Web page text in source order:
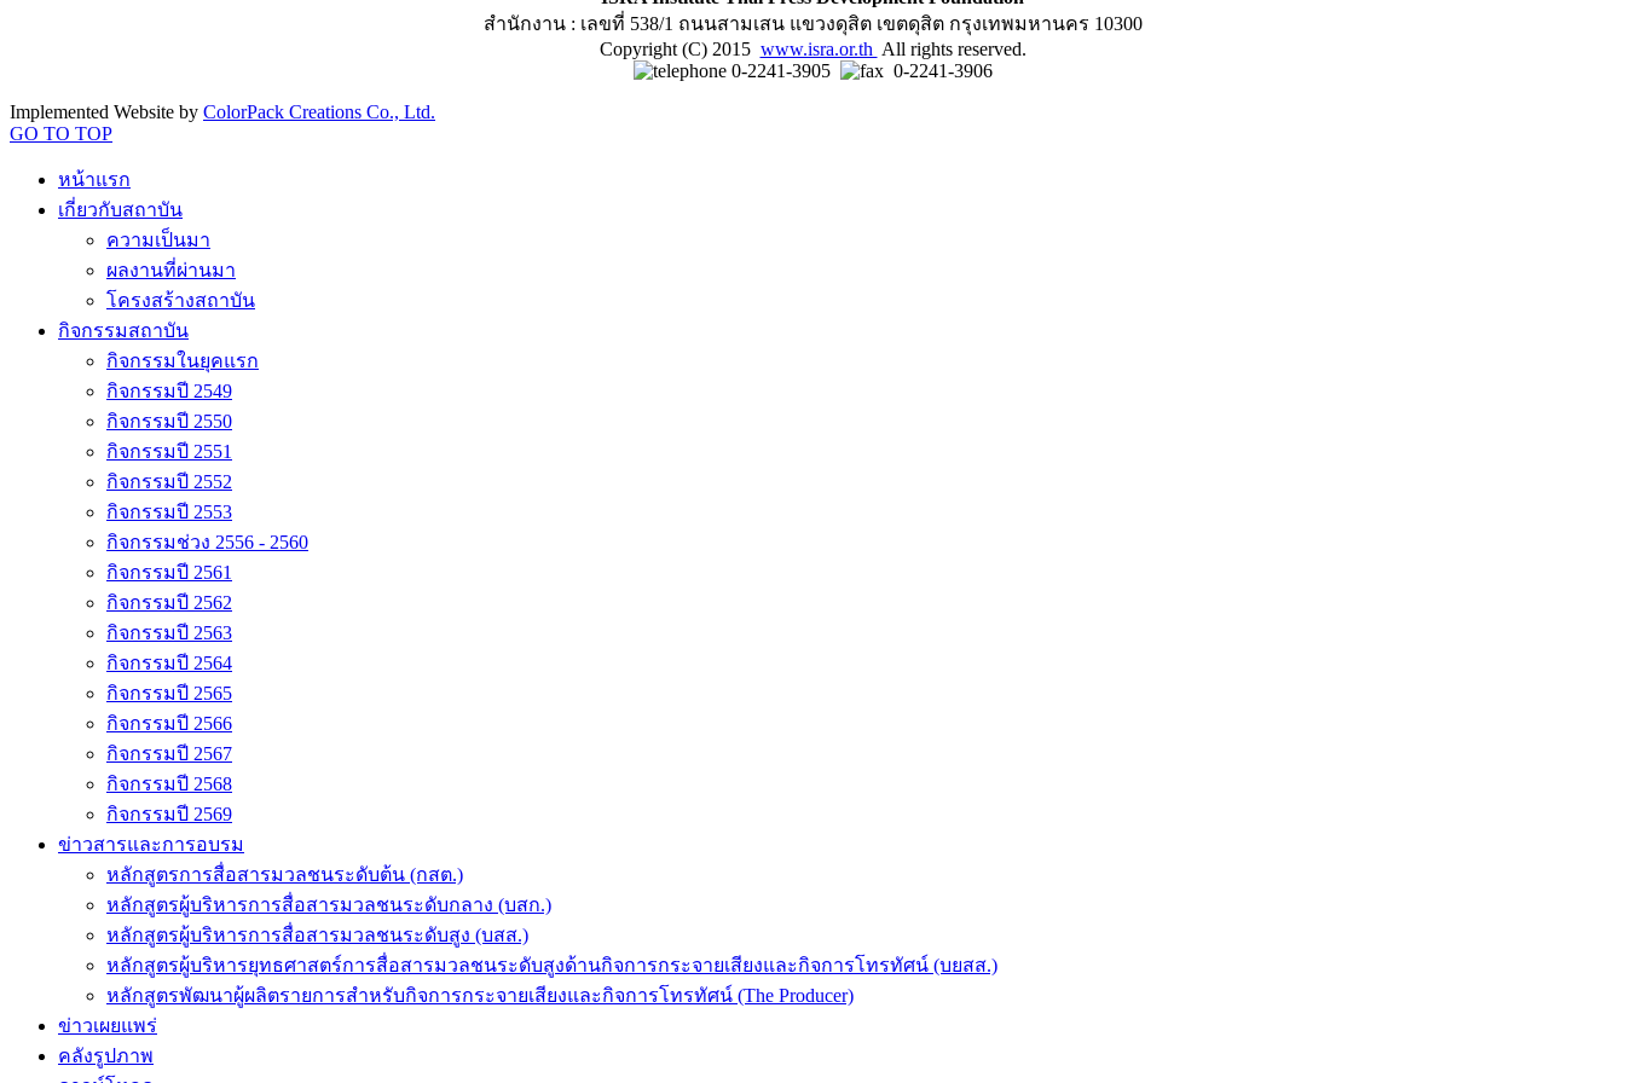
สำนักงาน : เลขที่ 538/1 ถนนสามเสน แขวงดุสิต เขตดุสิต กรุงเทพมหานคร 10300
Copyright (C) 2015 www.isra.or.th All rights reserved.
0-2241-3905
0-2241-3906
Implemented Website by ColorPack Creations Co., Ltd.
GO TO TOP
หน้าแรก
เกี่ยวกับสถาบัน
ความเป็นมา
ผลงานที่ผ่านมา
โครงสร้างสถาบัน
กิจกรรมสถาบัน
กิจกรรมในยุคแรก
กิจกรรมปี 2549
กิจกรรมปี 2550
กิจกรรมปี 2551
กิจกรรมปี 2552
กิจกรรมปี 2553
กิจกรรมช่วง 2556 - 2560
กิจกรรมปี 2561
กิจกรรมปี 2562
กิจกรรมปี 2563
กิจกรรมปี 2564
กิจกรรมปี 2565
กิจกรรมปี 2566
กิจกรรมปี 2567
กิจกรรมปี 2568
กิจกรรมปี 2569
ข่าวสารและการอบรม
หลักสูตรการสื่อสารมวลชนระดับต้น (กสต.)
หลักสูตรผู้บริหารการสื่อสารมวลชนระดับกลาง (บสก.)
หลักสูตรผู้บริหารการสื่อสารมวลชนระดับสูง (บสส.)
หลักสูตรผู้บริหารยุทธศาสตร์การสื่อสารมวลชนระดับสูงด้านกิจการกระจายเสียงและกิจการโทรทัศน์ (บยสส.)
หลักสูตรพัฒนาผู้ผลิตรายการสำหรับกิจการกระจายเสียงและกิจการโทรทัศน์ (The Producer)
ข่าวเผยแพร่
คลังรูปภาพ